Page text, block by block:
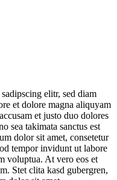
elitr, sed diam
et dolore magna aliquyam
et justo duo dolores
sea takimata sanctus est
dolor sit amet, consetetur
tempor invidunt ut labore
voluptua. At vero eos et
Stet clita kasd gubergren,